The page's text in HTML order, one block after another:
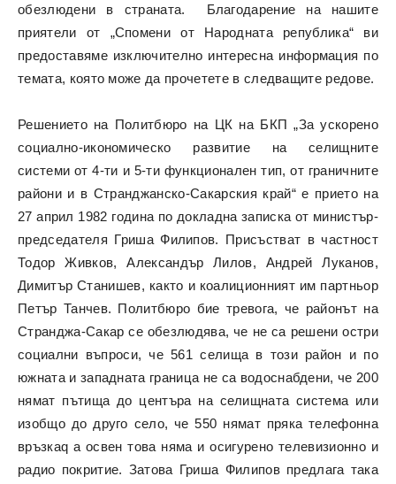
обезлюдени в страната. Благодарение на нашите
приятели от „Спомени от Народната република“ ви
предоставяме изключително интересна информация по
темата, която може да прочетете в следващите редове.
Решението на Политбюро на ЦК на БКП „За ускорено
социално-икономическо развитие на селищните
системи от 4-ти и 5-ти функционален тип, от граничните
райони и в Странджанско-Сакарския край“ е прието на
27 април 1982 година по докладна записка от министър-
председателя Гриша Филипов. Присъстват в частност
Тодор Живков, Александър Лилов, Андрей Луканов,
Димитър Станишев, както и коалиционният им партньор
Петър Танчев. Политбюро бие тревога, че районът на
Странджа-Сакар се обезлюдява, че не са решени остри
социални въпроси, че 561 селища в този район и по
южната и западната граница не са водоснабдени, че 200
нямат пътища до центъра на селищната система или
изобщо до друго село, че 550 нямат пряка телефонна
връзкаq а освен това няма и осигурено телевизионно и
радио покритие. Затова Гриша Филипов предлага така